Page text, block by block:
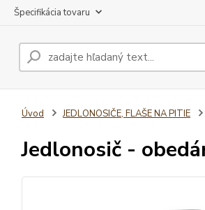
Špecifikácia tovaru
Úvod JEDLONOSIČE, FLAŠE NA PITIE
Jedlonosič -